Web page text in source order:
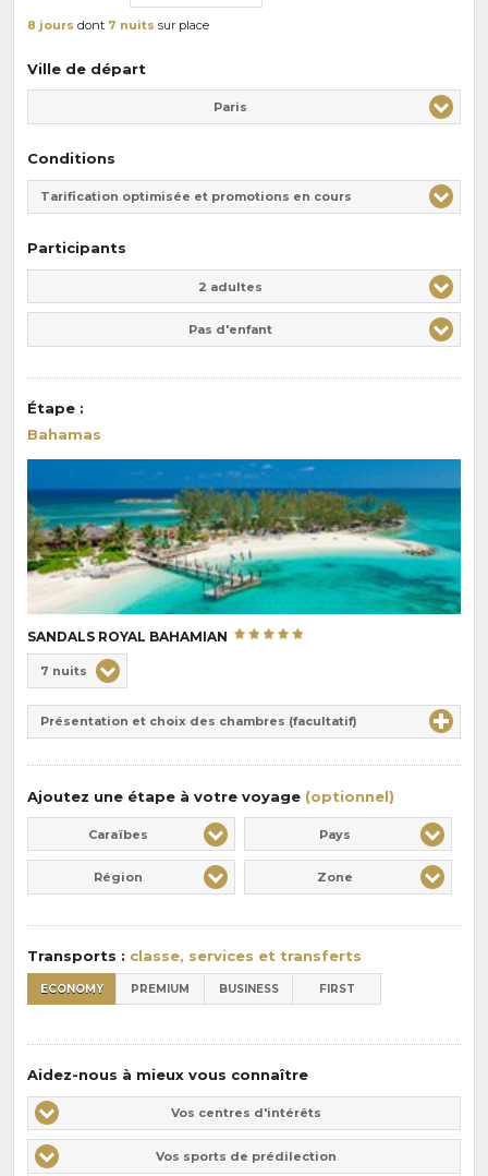
8 jours dont 7 nuits sur place
Ville de départ
Paris
Conditions
Tarification optimisée et promotions en cours
Participants
2 adultes
Pas d'enfant
Étape :
Bahamas
SANDALS ROYAL BAHAMIAN
de
pension
:
Durée
7 nuits
Présentation et choix des chambres (facultatif)
Ajoutez une étape à votre voyage (optionnel)
Caraïbes Pays
Région Zone
Transports : classe, services et transferts
ECONOMY PREMIUM BUSINESS FIRST
Aidez-nous à mieux vous connaître
Vos
centres
d'intérêts
Vos centres d'intérêts
Vos
Vos sports de prédilection